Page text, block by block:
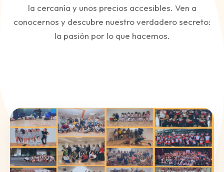
la cercanía y unos precios accesibles. Ven a
conocernos y descubre nuestro verdadero secreto:
la pasión por lo que hacemos.